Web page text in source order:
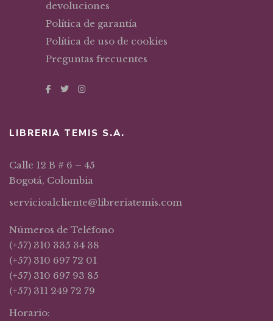
devoluciones
Política de garantía
Política de uso de cookies
Preguntas frecuentes
LIBRERIA TEMIS S.A.
Calle 12 B # 6 – 45
Bogotá, Colombia
servicioalcliente@libreriatemis.com
Números de Teléfono
(+57) 310 335 34 38
(+57) 310 697 72 01
(+57) 310 697 93 85
(+57) 311 249 72 79
Horario: